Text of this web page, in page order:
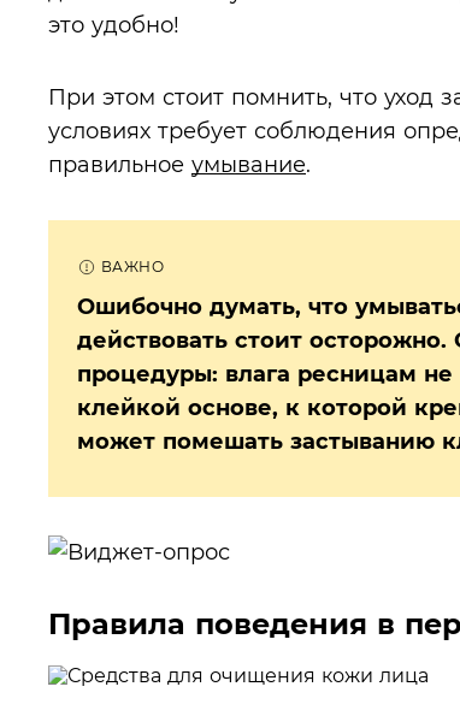
это удобно!
При этом стоит помнить, что
условиях требует соблюдения
правильное умывание.
Ошибочно думать, что
действовать стоит
процедуры: влага ресницам не
клейкой основе, к которой
может помешать застыванию
Правила поведения в